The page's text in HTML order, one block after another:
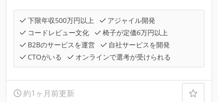
下限年収500万円以上
アジャイル開発
コードレビュー文化
椅子が定価6万円以上
B2Bのサービスを運営
自社サービスを開発
CTOがいる
オンラインで選考が受けられる
約1ヶ月前更新